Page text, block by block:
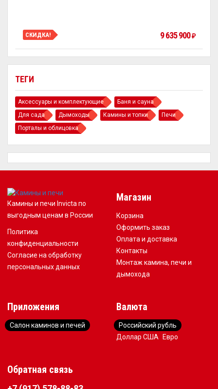
ТЕГИ
Аксессуары и комплектующие
Баня и сауна
Для сада
Дымоходы Камины и топки
Печи
Порталы и облицовка
СКИДКА! 9 635 900₽
Камины и печи Invicta по
выгодным ценам в России
Политика
конфиденциальности
Согласие на обработку
персональных данных
Магазин
Корзина
Оформить заказ
Оплата и доставка
Контакты
Монтаж камина, печи и
дымохода
Приложения
Салон каминов и печей
Валюта
Российский рубль
Доллар США
Евро
Обратная связь